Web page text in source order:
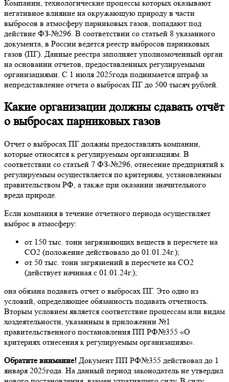
Компании, технологические процессы которых оказывают
негативное влияние на окружающую природу в части
выбросов в атмосферу парниковых газов, попадают под
действие ФЗ-№296. В соответствии со статьей 8 указанного
документа, в России ведется реестр выбросов парниковых
газов (ПГ). Данные реестра заполняет уполномоченный орган
на основании отчетов, предоставленных регулируемыми
организациями. С 1 июля 2025года поднимается штраф за
непредставление отчета о выбросах ПГ до 500 тысяч рублей.
Какие организации должны сдавать отчёт
о выбросах парниковых газов
Отчет о выбросах ПГ должны предоставлять компании,
которые относятся к регулируемым организациям. В
соответствии со статьей 7 ФЗ-№296, отнесение предприятий к
регулируемым осуществляется по критериям, установленным
правительством РФ, а также при оказании значительного
вреда природе.
Если компания в течение отчетного периода осуществляет
выброс в атмосферу:
от 150 тыс. тонн загрязняющих веществ в пересчете на
СО2 (положение действовало до 01.01.24г.);
от 50 тыс. тонн загрязнений в пересчете на СО2
(действует начиная с 01.01.24г.);
она обязана подавать отчет о выбросах ПГ. Это одно из
условий, определяющее обязанность подавать отчетность.
Вторым условием является соответствие процессам или видам
хоздеятельности, указанным в приложении №1
правительственного постановления ПП РФ№355 «О
критериях отнесения к регулируемым организациям».
Обратите внимание! Документ ПП РФ№355 действовал до 1
января 2025года. На данный период законодатель не утвердил